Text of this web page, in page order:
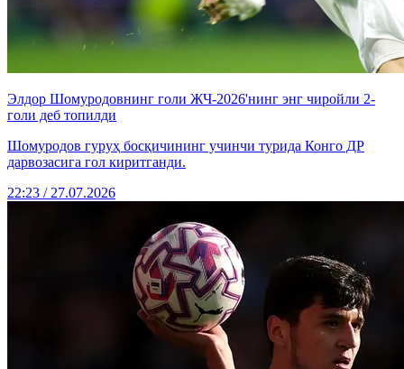
Элдор Шомуродовнинг голи ЖЧ-2026'нинг энг чиройли 2-
голи деб топилди
Шомуродов гуруҳ босқичининг учинчи турида Конго ДР
дарвозасига гол киритганди.
22:23 / 27.07.2026